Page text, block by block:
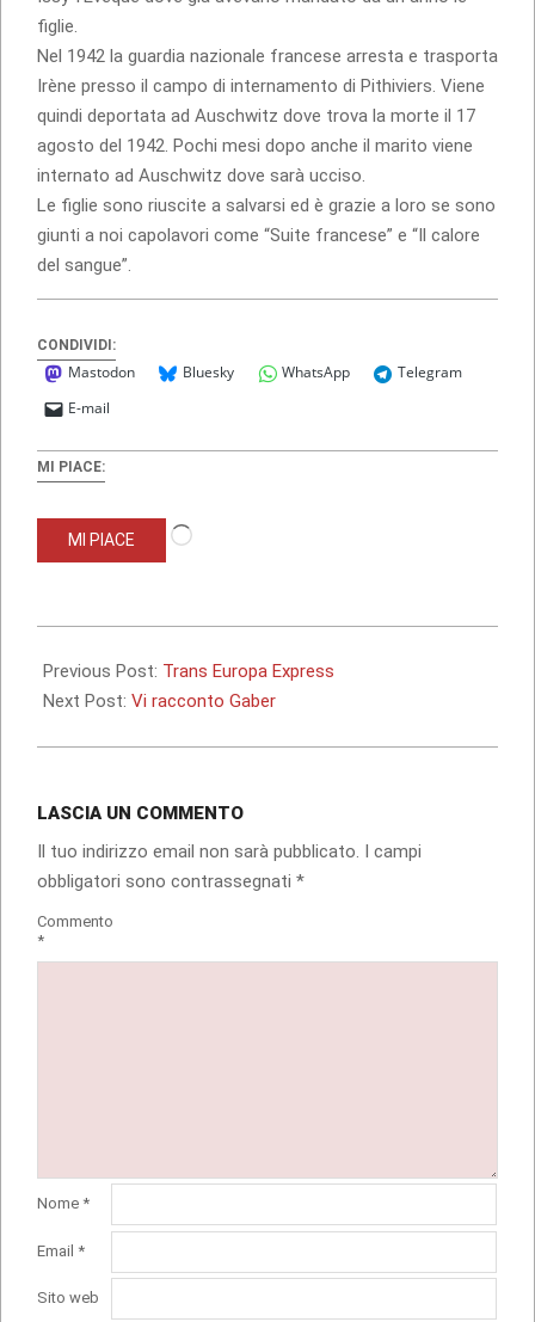
figlie.
Nel 1942 la guardia nazionale francese arresta e trasporta
Irène presso il campo di internamento di Pithiviers. Viene
quindi deportata ad Auschwitz dove trova la morte il 17
agosto del 1942. Pochi mesi dopo anche il marito viene
internato ad Auschwitz dove sarà ucciso.
Le figlie sono riuscite a salvarsi ed è grazie a loro se sono
giunti a noi capolavori come “Suite francese” e “Il calore
del sangue”.
CONDIVIDI:
Mastodon Bluesky WhatsApp
Telegram
E-mail
MI PIACE:
MI PIACE
01-
20
Previous Post: Trans Europa Express
Next Post: Vi racconto Gaber
LASCIA UN COMMENTO
Il tuo indirizzo email non sarà pubblicato. I campi
obbligatori sono contrassegnati *
Commento
*
Nome *
Email *
Sito web